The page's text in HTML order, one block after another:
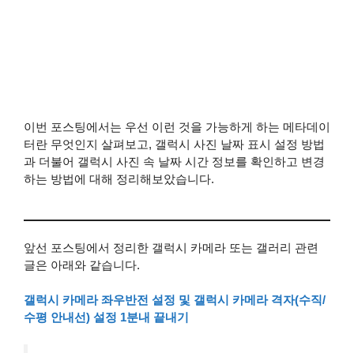
이번 포스팅에서는 우선 이런 것을 가능하게 하는 메타데이
터란 무엇인지 살펴보고, 갤럭시 사진 날짜 표시 설정 방법
과 더불어 갤럭시 사진 속 날짜 시간 정보를 확인하고 변경
하는 방법에 대해 정리해보았습니다.
앞선 포스팅에서 정리한 갤럭시 카메라 또는 갤러리 관련
글은 아래와 같습니다.
갤럭시 카메라 좌우반전 설정 및 갤럭시 카메라 격자(수직/
수평 안내선) 설정 1분내 끝내기